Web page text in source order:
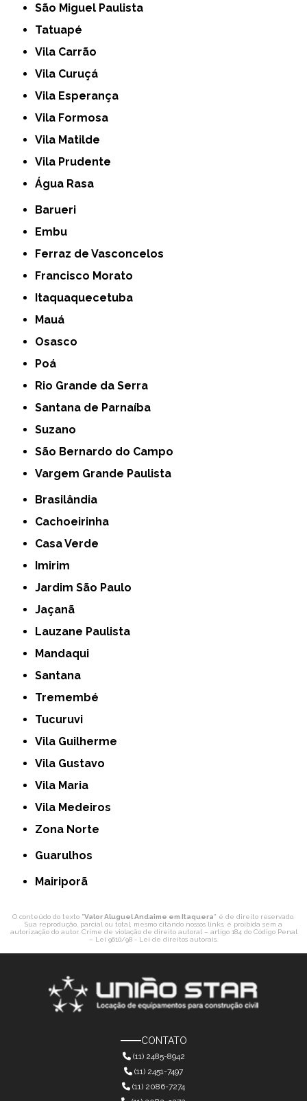
São Miguel Paulista
Tatuapé
Vila Carrão
Vila Curuçá
Vila Esperança
Vila Formosa
Vila Matilde
Vila Prudente
Água Rasa
Barueri
Embu
Ferraz de Vasconcelos
Francisco Morato
Itaquaquecetuba
Mauá
Osasco
Poá
Rio Grande da Serra
Santana de Parnaíba
Suzano
São Bernardo do Campo
Vargem Grande Paulista
Brasilândia
Cachoeirinha
Casa Verde
Imirim
Jardim São Paulo
Jaçanã
Lauzane Paulista
Mandaqui
Santana
Tremembé
Tucuruvi
Vila Guilherme
Vila Gustavo
Vila Maria
Vila Medeiros
Zona Norte
Guarulhos
Mairiporã
O conteúdo do texto "Valor Aluguel Andaime em Itaquera" é de direito reservado.
Sua reprodução, parcial ou total, mesmo citando nossos links, é proibida sem a
autorização do autor. Crime de violação de direito autoral – artigo 184 do Código Penal
– Lei 9610/98 - Lei de direitos autorais
CONTATO
(11) 2485-8942
(11) 2451-7497
(11) 2086-7274